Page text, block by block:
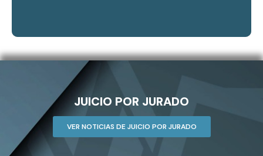
JUICIO POR JURADO
VER NOTICIAS DE JUICIO POR JURADO